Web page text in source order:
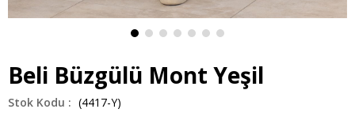
Beli Büzgülü Mont Yeşil
(4417-Y)